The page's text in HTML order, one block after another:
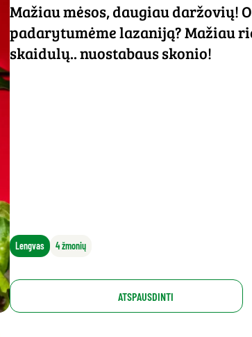
Mažiau mėsos, daugiau daržovių!
padarytumėme lazaniją? Mažiau
skaidulų.. nuostabaus skonio!
Lengvas 4 žmonių
ATSPAUSDINTI